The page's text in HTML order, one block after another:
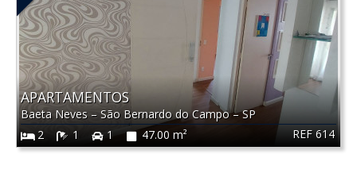
REF 614
APARTAMENTOS
Baeta Neves – São Bernardo do Campo–SP
2
1 1 47.00 m²